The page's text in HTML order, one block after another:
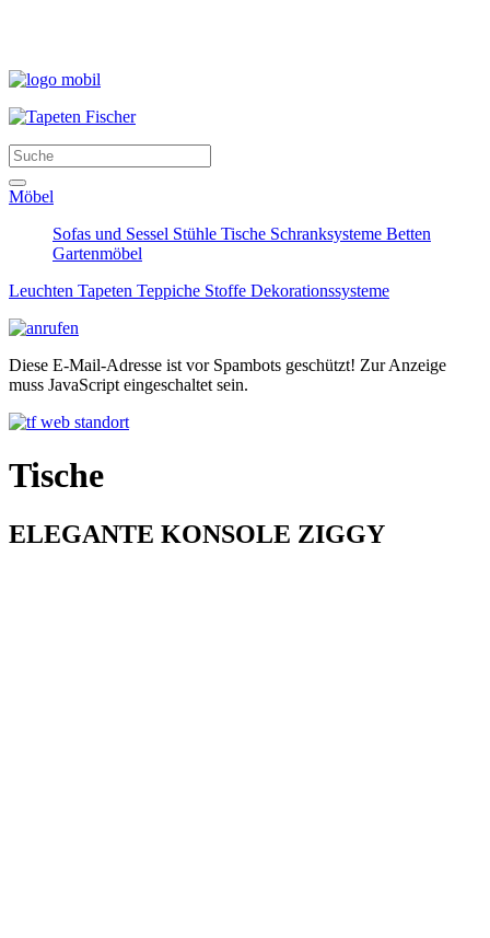
Möbel
Sofas und Sessel Stühle Tische Schranksysteme Betten
Gartenmöbel
Leuchten Tapeten Teppiche Stoffe Dekorationssysteme
Diese E-Mail-Adresse ist vor Spambots geschützt! Zur Anzeige
muss JavaScript eingeschaltet sein.
Tische
ELEGANTE KONSOLE ZIGGY